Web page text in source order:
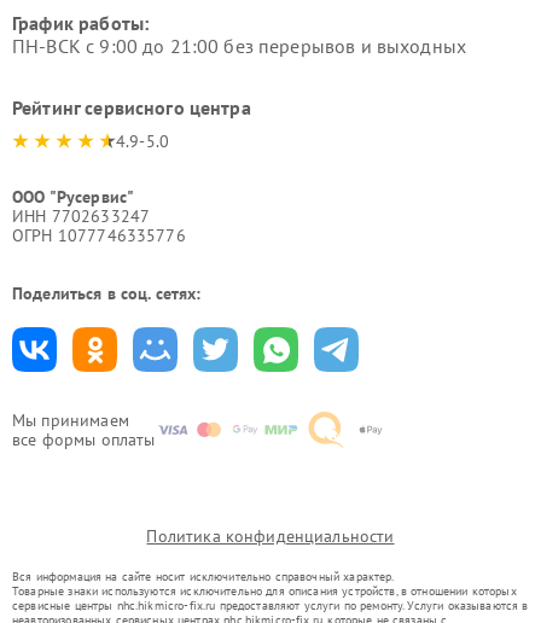
Мы принимаем
все формы оплаты
График работы:
ПН-ВСК с 9:00 до 21:00 без перерывов и выходных
Рейтинг сервисного центра
4.9-5.0
ООО "Русервис"
ИНН 7702633247
ОГРН 1077746335776
Поделиться в соц. сетях:
Политика конфиденциальности
Вся информация на сайте носит исключительно справочный характер.
Товарные знаки используются исключительно для описания устройств, в отношении которых
сервисные центры nhc.hikmicro-fix.ru предоставляют услуги по ремонту. Услуги оказываются в